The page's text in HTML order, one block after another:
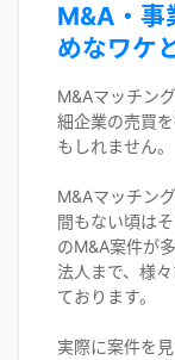
M&A・事
めなワケ
M&Aマッチン
細企業の売買
もしれません。
M&Aマッチン
間もない頃は
のM&A案件が
法人まで、様
ております。
実際に案件を